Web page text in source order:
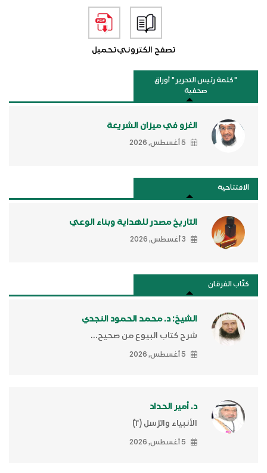
تصفح الكترونيتحميل
"كلمة رئيس التحرير " أوراق
صحفية
الغزو في ميزان الشريعة
5 أغسطس, 2026
الافتتاحية
التاريخ مصدر للهداية وبناء الوعي
3 أغسطس, 2026
كتَّاب الفرقان
الشيخ: د. محمد الحمود النجدي
شرح كتاب البيوع من صحيح...
5 أغسطس, 2026
د. أمير الحداد
الأنبياء والرّسل (٢)ّ
5 أغسطس, 2026